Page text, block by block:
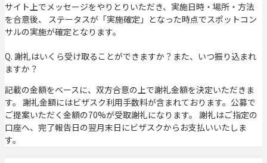
サイト上でメッセージをやりとりいただき、実施日時・場所・方法
を合意後、 ステータスが「実施確定」となった時点でスポットコン
サルの実施が確定となります。
Q. 謝礼はいくら受け取ることができますか？また、いつ振り込まれ
ますか？
記載の金額をベースに、双方合意の上で謝礼金額を決定いただきま
す。 謝礼金額にはビザスク利用手数料が含まれております。公募で
ご提案いただく金額の70%が受取謝礼になります。 謝礼はご指定の
口座へ、完了報告日の翌月末日にビザスクからお支払いいたしま
す。